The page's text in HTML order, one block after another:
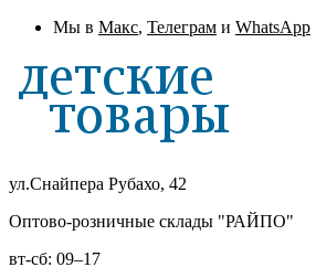
Мы в Макс, Телеграм и WhatsApp
ул.Снайпера Рубахо, 42
Оптово-розничные склады "РАЙПО"
вт-сб: 09–17